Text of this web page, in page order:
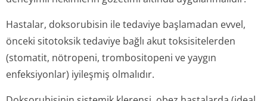
Hastalar, doksorubisin ile tedaviye başlamadan evvel,
önceki sitotoksik tedaviye bağlı akut toksisitelerden
(stomatit, nötropeni, trombositopeni ve yaygın
enfeksiyonlar) iyileşmiş olmalıdır.